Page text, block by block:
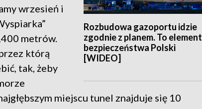
Rozbudowa gazoportu idzie
zgodnie z planem. To element
bezpieczeństwa Polski
[WIDEO]
wrzesień i
metrów.
którą
tak, żeby
miejscu tunel znajduje się 10